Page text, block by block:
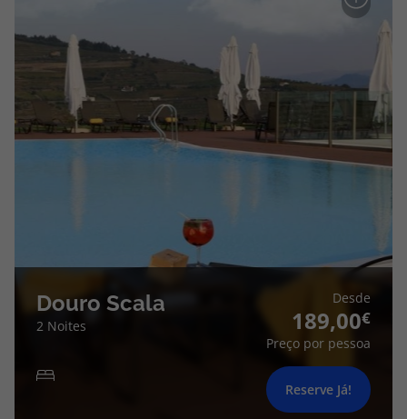
Douro Scala
2 Noites
Desde
189,00
Preço por pessoa
Reserve Já!